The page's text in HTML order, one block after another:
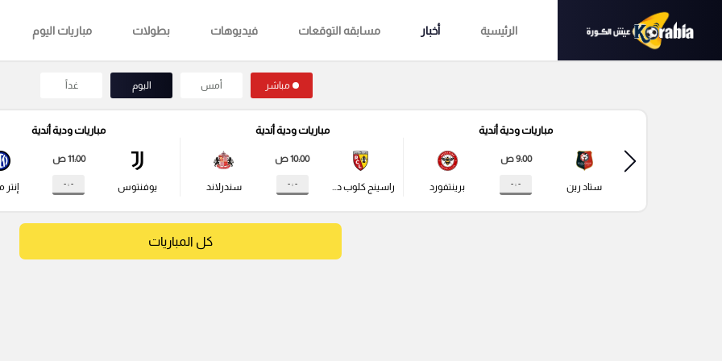
الرئيسية أخبار مسابقه التوقعات فيديوهات بطولات مباريات اليوم
مباشر أمس اليوم غداً
مباريات ودية أندية
ستاد رين
9:00 ص
- : - برينتفورد
مباريات ودية أندية
راسينج كلوب دي لانس
10:00 ص
- : - سندرلاند
مباريات ودية أندية
يوفنتوس
11:00 ص
- : - إنتر
كل المباريات